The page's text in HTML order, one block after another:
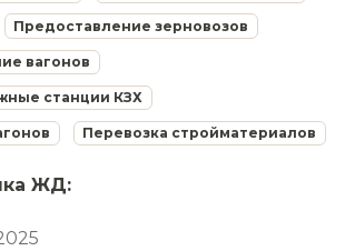
Предоставление зерновозов
вагонов
станции КЗХ
Перевозка стройматериалов
ЖД: